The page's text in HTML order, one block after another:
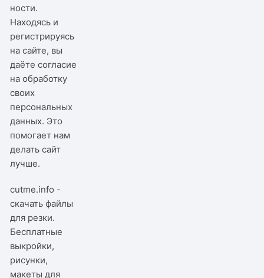
ности.
Находясь и
регистрируясь
на сайте, вы
даёте согласие
на обработку
своих
персональных
данных. Это
помогает нам
делать сайт
лучше.
cutme.info -
скачать файлы
для резки.
Бесплатные
выкройки,
рисунки,
макеты для